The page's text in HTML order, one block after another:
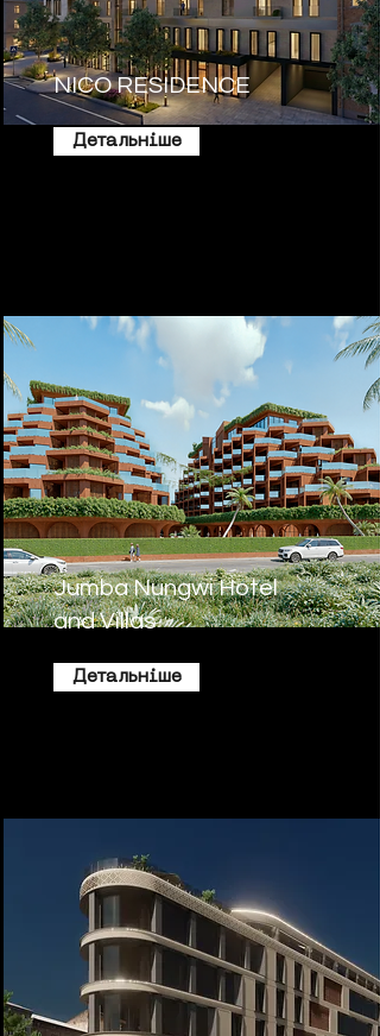
NICO RESIDENCE
Детальніше
Jumba Nungwi Hotel
and Villas
Детальніше